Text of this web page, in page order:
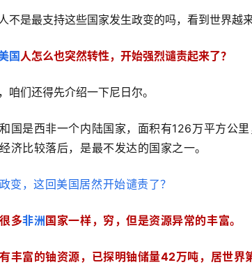
不是最支持这些国家发生政变的吗，看到世界越来
国 人怎么也突然转性，开始强烈谴责起来了？
咱们还得先介绍一下尼日尔。
国是西非一个内陆国家，面积有126万平方公
济比较落后，是最不发达的国家之一。
多非洲 国家一样，穷，但是资源异常的丰富。
丰富的铀资源，已探明铀储量42万吨，居世界